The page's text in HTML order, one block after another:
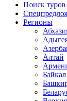
Поиск туров
Регионы
Алтай
Байкал